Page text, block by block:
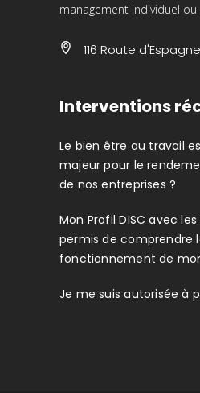
management individuel ou
116 Route
Interventions
Le bien être au travail
majeur pour le
de nos entreprises ?
Mon Profil DISC avec les
permis de comprendre
fonctionnement de
Je me suis autorisée à